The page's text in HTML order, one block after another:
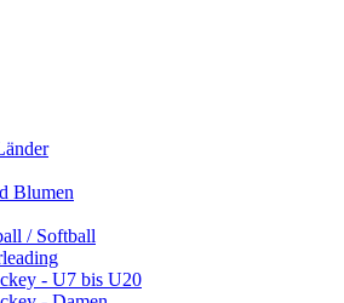
Blumen
/ Softball
- U7 bis U20